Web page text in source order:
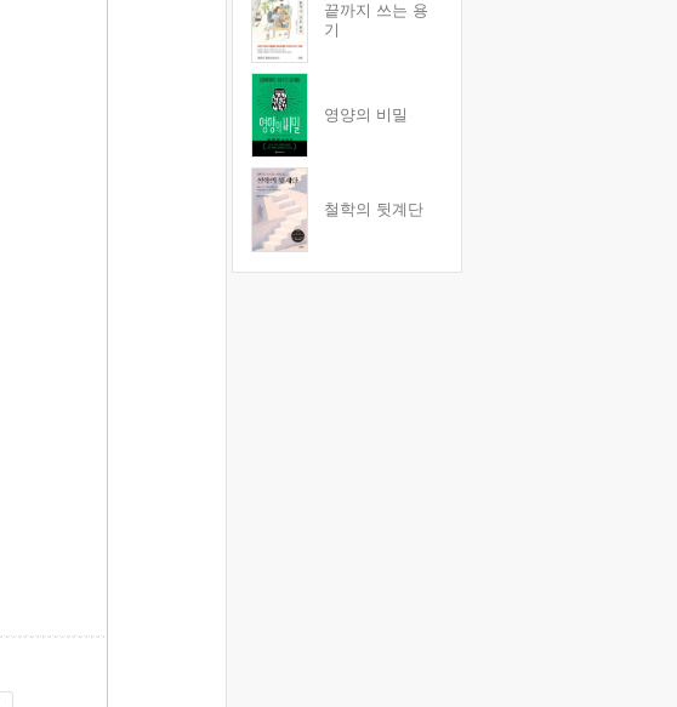
끝까지 쓰는 용
기
영양의 비밀
철학의 뒷계단